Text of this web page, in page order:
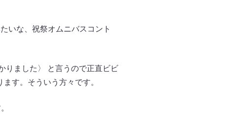
いな、祝祭オムニバスコント
りました〉 と言うので正直ビビ
す。そういう方々です。